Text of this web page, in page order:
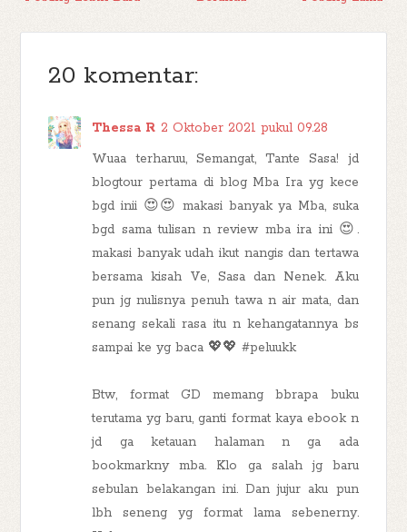
20 komentar:
Thessa R 2 Oktober 2021 pukul 09.28
Wuaa terharuu, Semangat, Tante Sasa! jd
blogtour pertama di blog Mba Ira yg kece
bgd inii 😍😍 makasi banyak ya Mba, suka
bgd sama tulisan n review mba ira ini 😍.
makasi banyak udah ikut nangis dan tertawa
bersama kisah Ve, Sasa dan Nenek. Aku
pun jg nulisnya penuh tawa n air mata, dan
senang sekali rasa itu n kehangatannya bs
sampai ke yg baca 💖💖 #peluukk
Btw, format GD memang bbrapa buku
terutama yg baru, ganti format kaya ebook n
jd ga ketauan halaman n ga ada
bookmarkny mba. Klo ga salah jg baru
sebulan belakangan ini. Dan jujur aku pun
lbh seneng yg format lama sebenerny.